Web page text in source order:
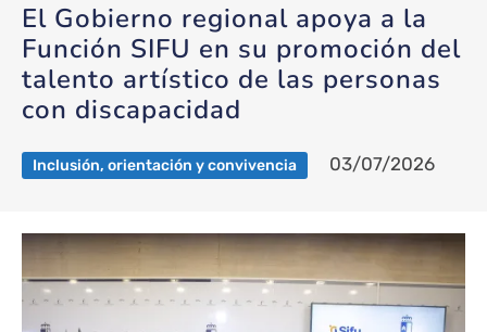
personas con discapacidad
El Gobierno regional apoya a la
Función SIFU en su promoción del
talento artístico de las personas
con discapacidad
Inclusión, orientación y convivencia 03/07/2026